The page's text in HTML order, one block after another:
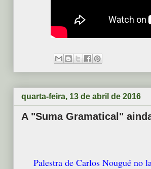
quarta-feira, 13 de abril de 2016
A "Suma Gramatical"
Palestra de Carlos Nougué no